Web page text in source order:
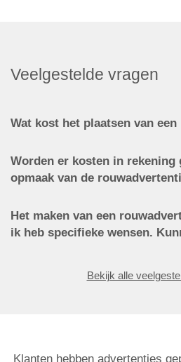
Veelgestelde vragen
Wat kost het plaatsen van
Worden er kosten in rekening
opmaak van de
Het maken van een
ik heb specifieke wensen.
Bekijk alle
Klanten hebben advertenties